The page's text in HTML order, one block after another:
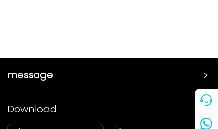
message
Partner
Download